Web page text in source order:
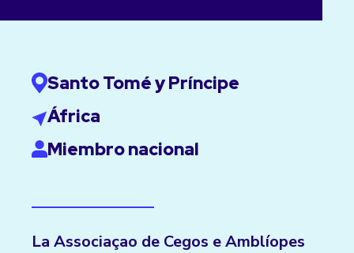
Santo Tomé y Príncipe
África
Miembro nacional
La Associaçao de Cegos e Amblíopes